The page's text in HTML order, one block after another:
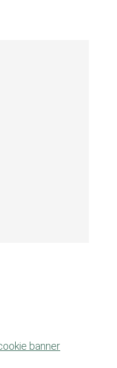
banner